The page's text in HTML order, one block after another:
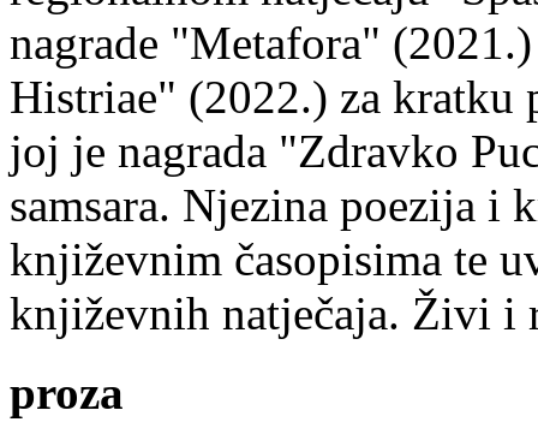
nagrade "Metafora"
Histriae" (2022.) za kratku
joj je nagrada "Zdravko
samsara. Njezina poezija i
književnim časopisima te
književnih natječaja. Živi i
proza